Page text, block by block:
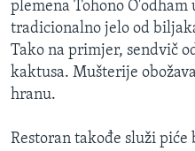
plemena Tohono
tradicionalno jelo od
Tako na primjer, sendvič
kaktusa. Mušterije
hranu.
Restoran takođe služi